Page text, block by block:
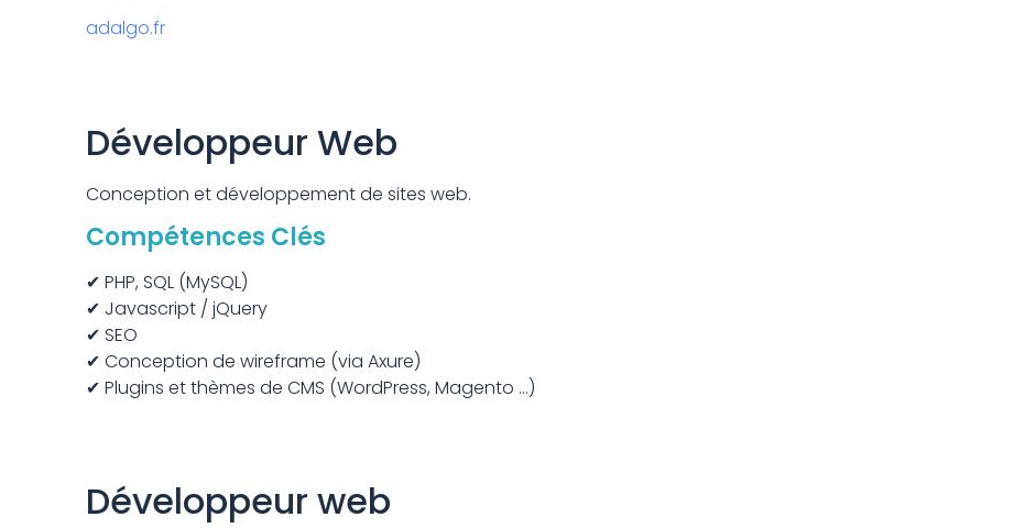
adalgo.fr
Développeur Web
Conception et développement de sites web.
Compétences Clés
✔ PHP, SQL (MySQL)
✔ Javascript / jQuery
✔ SEO
✔ Conception de wireframe (via Axure)
✔ Plugins et thèmes de CMS (WordPress, Magento …)
Développeur web